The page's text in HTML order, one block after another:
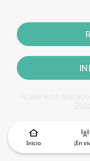
Al usar esta
Inicio ¡En